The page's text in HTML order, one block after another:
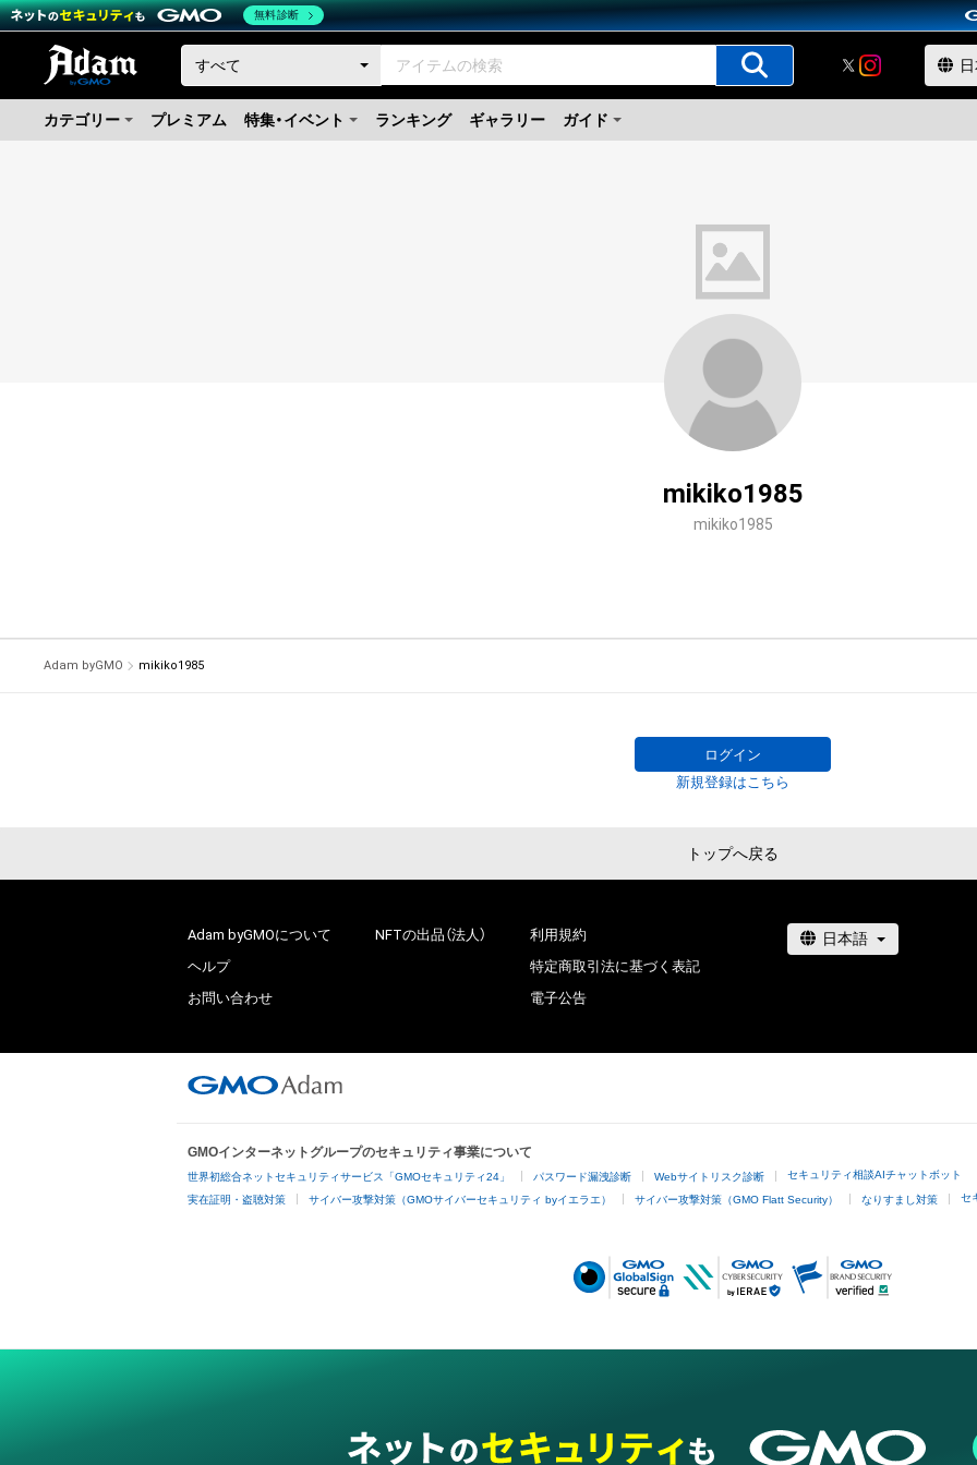
カテゴリー プレミアム 特集・イベント ランキング ギャラリー ガイド
mikiko1985
mikiko1985
Adam byGMO mikiko1985
ログイン
新規登録はこちら
トップへ戻る
Adam byGMOについて
ヘルプ
お問い合わせ
NFTの出品（法人）
利用規約
特定商取引法に基づく表記
電子公告
GMOインターネットグループのセキュリティ事業について
世界初総合ネットセキュリティサービス「GMOセキュリティ24」 パスワード漏洩診断 Webサイトリスク診断 セキュリティ相談AIチャットボット
実在証明・盗聴対策 サイバー攻撃対策（GMOサイバーセキュリティ byイエラエ） サイバー攻撃対策（GMO Flatt Security） なりすまし対策 セ
無料診断